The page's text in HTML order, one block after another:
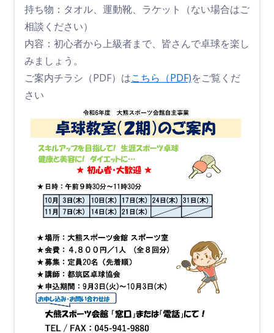
持ち物：タオル、運動靴、ラケット（ない場合はご
相談ください）
内容：初心者から上級者まで、皆さんで卓球を楽し
みましょう。
ご案内チラシ（PDF）はこちら（PDF)をご覧くだ
さい